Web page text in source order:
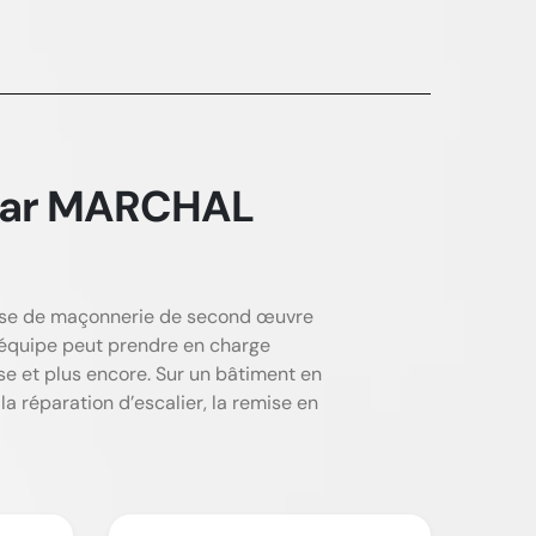
MARCHAL
de maçonnerie de second œuvre
peut prendre en charge
et plus encore. Sur un bâtiment en
réparation d’escalier, la remise en